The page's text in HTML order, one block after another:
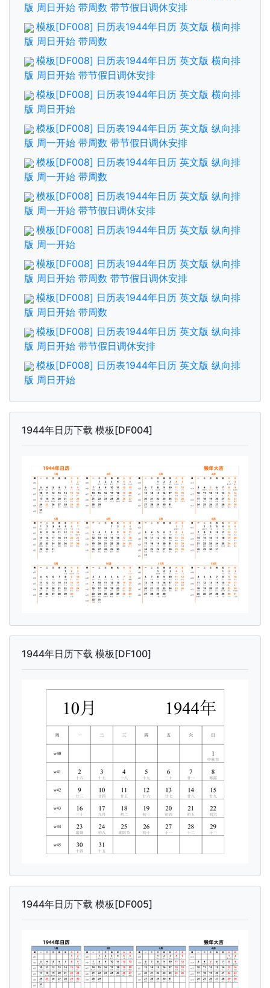
版 周日开始 带周数 带节假日调休安排
模板[DF008] 日历表1944年日历 英文版 横向排
版 周日开始 带周数
模板[DF008] 日历表1944年日历 英文版 横向排
版 周日开始 带节假日调休安排
模板[DF008] 日历表1944年日历 英文版 横向排
版 周日开始
模板[DF008] 日历表1944年日历 英文版 纵向排
版 周一开始 带周数 带节假日调休安排
模板[DF008] 日历表1944年日历 英文版 纵向排
版 周一开始 带周数
模板[DF008] 日历表1944年日历 英文版 纵向排
版 周一开始 带节假日调休安排
模板[DF008] 日历表1944年日历 英文版 纵向排
版 周一开始
模板[DF008] 日历表1944年日历 英文版 纵向排
版 周日开始 带周数 带节假日调休安排
模板[DF008] 日历表1944年日历 英文版 纵向排
版 周日开始 带周数
模板[DF008] 日历表1944年日历 英文版 纵向排
版 周日开始 带节假日调休安排
模板[DF008] 日历表1944年日历 英文版 纵向排
版 周日开始
1944年日历下载 模板[DF004]
1944年日历下载 模板[DF100]
1944年日历下载 模板[DF005]